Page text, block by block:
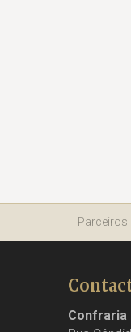
Parceiros
Confraria